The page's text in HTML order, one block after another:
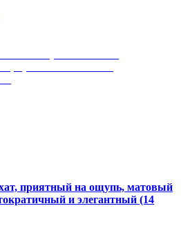
приятный на ощупь, матовый
и элегантный (14